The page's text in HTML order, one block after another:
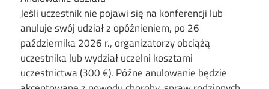
Jeśli uczestnik nie pojawi się na konferencji lub
anuluje swój udział z opóźnieniem, po 26
października 2026 r., organizatorzy obciążą
uczestnika lub wydział uczelni kosztami
uczestnictwa (300 €). Późne anulowanie będzie